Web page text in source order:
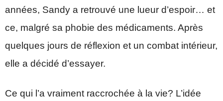
années, Sandy a retrouvé une lueur d’espoir… et
ce, malgré sa phobie des médicaments. Après
quelques jours de réflexion et un combat intérieur,
elle a décidé d’essayer.
Ce qui l’a vraiment raccrochée à la vie? L’idée